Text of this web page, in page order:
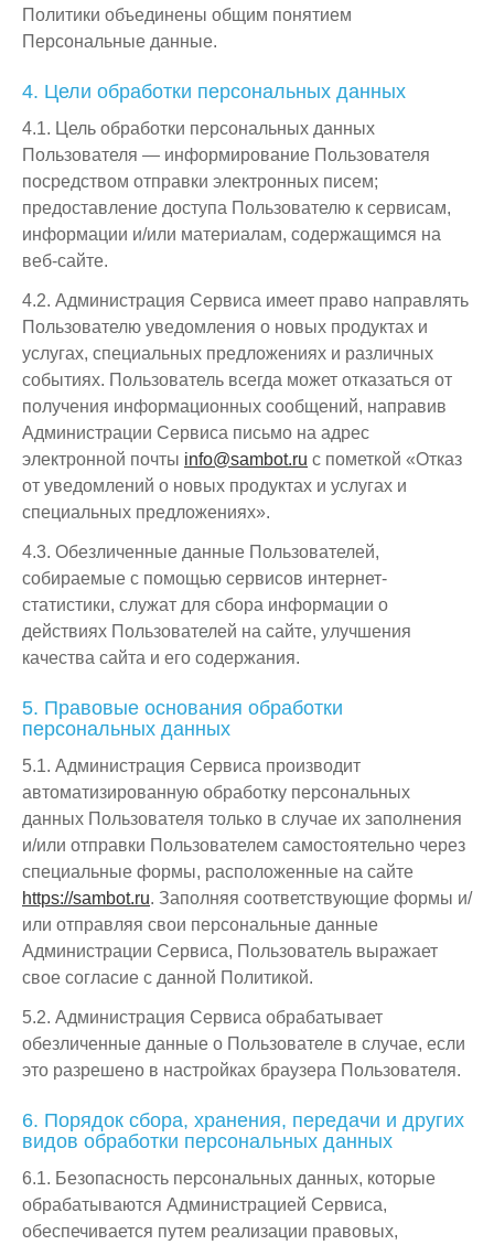
Политики объединены общим понятием
Персональные данные.
4. Цели обработки персональных данных
4.1. Цель обработки персональных данных
Пользователя — информирование Пользователя
посредством отправки электронных писем;
предоставление доступа Пользователю к сервисам,
информации и/или материалам, содержащимся на
веб-сайте.
4.2. Администрация Сервиса имеет право направлять
Пользователю уведомления о новых продуктах и
услугах, специальных предложениях и различных
событиях. Пользователь всегда может отказаться от
получения информационных сообщений, направив
Администрации Сервиса письмо на адрес
электронной почты info@sambot.ru с пометкой «Отказ
от уведомлений о новых продуктах и услугах и
специальных предложениях».
4.3. Обезличенные данные Пользователей,
собираемые с помощью сервисов интернет-
статистики, служат для сбора информации о
действиях Пользователей на сайте, улучшения
качества сайта и его содержания.
5. Правовые основания обработки
персональных данных
5.1. Администрация Сервиса производит
автоматизированную обработку персональных
данных Пользователя только в случае их заполнения
и/или отправки Пользователем самостоятельно через
специальные формы, расположенные на сайте
https://sambot.ru. Заполняя соответствующие формы и/
или отправляя свои персональные данные
Администрации Сервиса, Пользователь выражает
свое согласие с данной Политикой.
5.2. Администрация Сервиса обрабатывает
обезличенные данные о Пользователе в случае, если
это разрешено в настройках браузера Пользователя.
6. Порядок сбора, хранения, передачи и других
видов обработки персональных данных
6.1. Безопасность персональных данных, которые
обрабатываются Администрацией Сервиса,
обеспечивается путем реализации правовых,